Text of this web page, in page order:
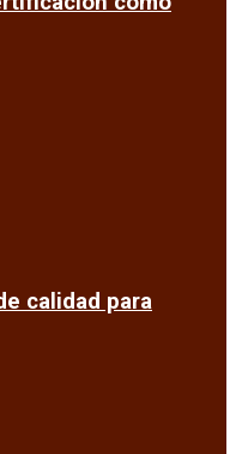
calidad para